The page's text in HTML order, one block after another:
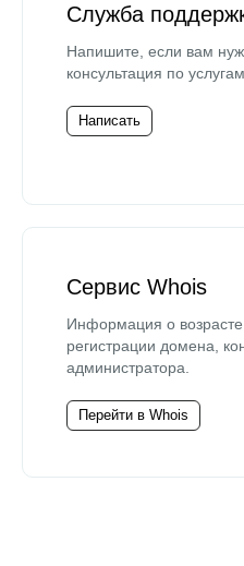
Служба
Напишите, если вам
консультация по услугам.
Написать
Сервис Whois
Информация о возрасте
регистрации домена,
администратора.
Перейти в Whois